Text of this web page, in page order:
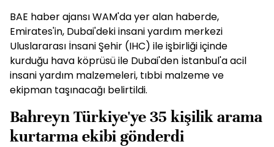
BAE haber ajansı WAM'da yer alan haberde,
Emirates'in, Dubai'deki insani yardım merkezi
Uluslararası İnsani Şehir (IHC) ile işbirliği içinde
kurduğu hava köprüsü ile Dubai'den İstanbul'a acil
insani yardım malzemeleri, tıbbi malzeme ve
ekipman taşınacağı belirtildi.
Bahreyn Türkiye'ye 35 kişilik arama
kurtarma ekibi gönderdi